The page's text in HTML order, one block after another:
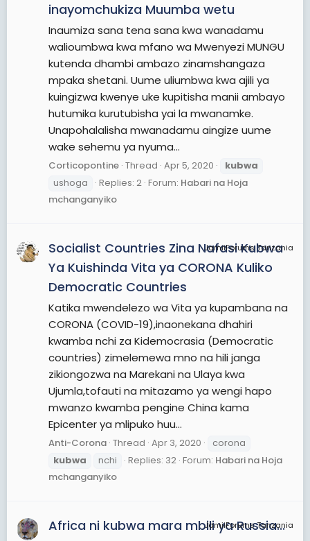
inayomchukiza Muumba wetu
Inaumiza sana tena sana kwa wanadamu
walioumbwa kwa mfano wa Mwenyezi MUNGU
kutenda dhambi ambazo zinamshangaza
mpaka shetani. Uume uliumbwa kwa ajili ya
kuingizwa kwenye uke kupitisha manii ambayo
hutumika kurutubisha yai la mwanamke.
Unapohalalisha mwanadamu aingize uume
wake sehemu ya nyuma...
Corticopontine Thread Apr 5, 2020
kubwa
ushoga
Replies: 2 Forum: Habari na Hoja
mchanganyiko
JamiiForums Tanzania
Socialist Countries Zina Nafasi Kubwa
Ya Kuishinda Vita ya CORONA Kuliko
Democratic Countries
Katika mwendelezo wa Vita ya kupambana na
CORONA (COVID-19),inaonekana dhahiri
kwamba nchi za Kidemocrasia (Democratic
countries) zimelemewa mno na hili janga
zikiongozwa na Marekani na Ulaya kwa
Ujumla,tofauti na mitazamo ya wengi hapo
mwanzo kwamba pengine China kama
Epicenter ya mlipuko huu...
Anti-Corona Thread Apr 3, 2020
corona
kubwa
nchi Replies: 32 Forum: Habari na Hoja
mchanganyiko
JamiiForums Tanzania
Africa ni kubwa mara mbili ya Russia...